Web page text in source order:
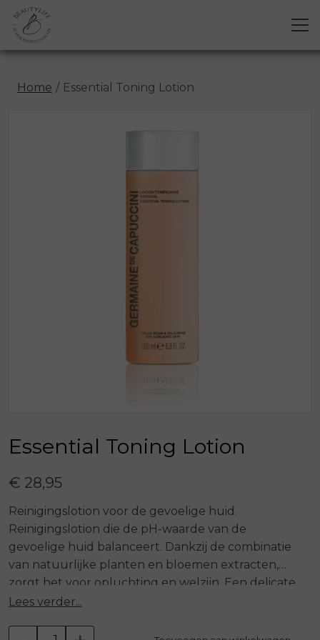
Home Essential Toning Lotion
Essential Toning Lotion
€ 28,95
Reinigingslotion voor de gevoelige huid.
Reinigingslotion die de pH-waarde van de
gevoelige huid balanceert. Dankzij de combinatie
van natuurlijke planten en bloemen extracten,
zorgt het voor opluchting en welzijn. Een delicate
bloem uit Azië met een mooie, zachte geur die de
Porcelain Flower wordt traditioneel ingezet tegen
Lees verder...